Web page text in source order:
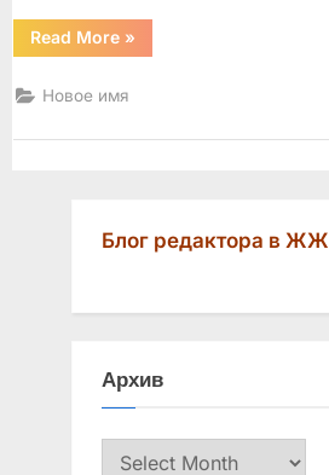
Read More“Зри
в
»
Новое имя
Блог редактора в ЖЖ
Архив
Архив